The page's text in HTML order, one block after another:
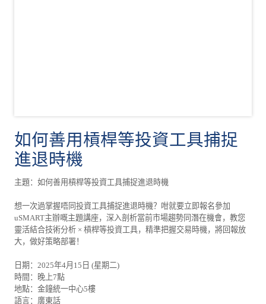
如何善用槓桿等投資工具捕捉
進退時機
主題：如何善用槓桿等投資工具捕捉進退時機
想一次過掌握唔同投資工具捕捉進退時機？咁就要立即報名參加
uSMART主辦嘅主題講座，深入剖析當前市場趨勢同潛在機會，教您
靈活結合技術分析 × 槓桿等投資工具，精準把握交易時機，將回報放
大，做好策略部署！
日期：2025年4月15日 (星期二)
時間：晚上7點
地點：金鐘統一中心5樓
語言：廣東話